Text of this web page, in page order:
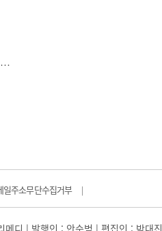
일주소무단수집거부 |
디 | 발행인 : 안순범 | 편집인 : 박대진